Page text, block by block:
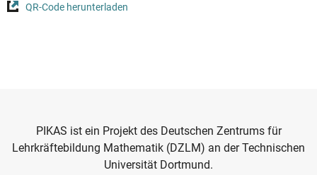
QR-Code herunterladen
PIKAS ist ein Projekt des Deutschen Zentrums für
Lehrkräftebildung Mathematik (DZLM) an der Technischen
Universität Dortmund.